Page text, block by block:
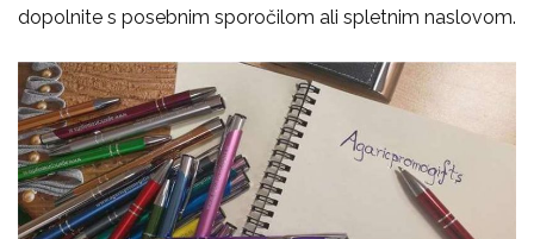
dopolnite s posebnim sporočilom ali spletnim naslovom.